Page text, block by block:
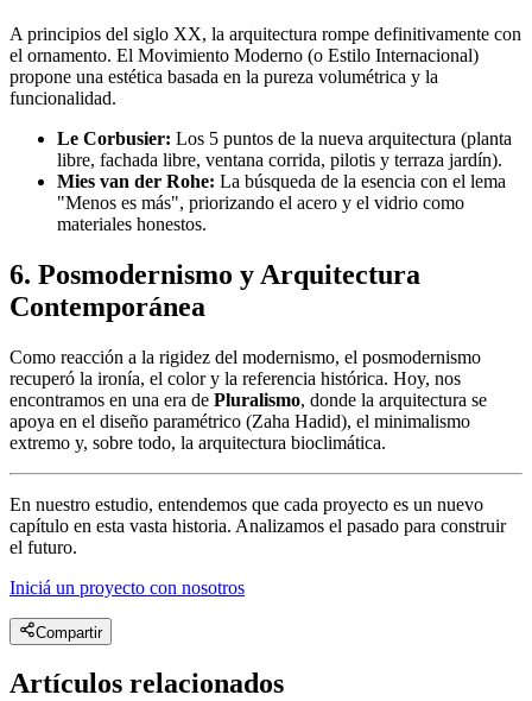
A principios del siglo XX, la arquitectura rompe definitivamente con
el ornamento. El Movimiento Moderno (o Estilo Internacional)
propone una estética basada en la pureza volumétrica y la
funcionalidad.
Le Corbusier: Los 5 puntos de la nueva arquitectura (planta
libre, fachada libre, ventana corrida, pilotis y terraza jardín).
Mies van der Rohe: La búsqueda de la esencia con el lema
"Menos es más", priorizando el acero y el vidrio como
materiales honestos.
6. Posmodernismo y Arquitectura
Contemporánea
Como reacción a la rigidez del modernismo, el posmodernismo
recuperó la ironía, el color y la referencia histórica. Hoy, nos
encontramos en una era de Pluralismo, donde la arquitectura se
apoya en el diseño paramétrico (Zaha Hadid), el minimalismo
extremo y, sobre todo, la arquitectura bioclimática.
En nuestro estudio, entendemos que cada proyecto es un nuevo
capítulo en esta vasta historia. Analizamos el pasado para construir
el futuro.
Iniciá un proyecto con nosotros
Compartir
Artículos relacionados